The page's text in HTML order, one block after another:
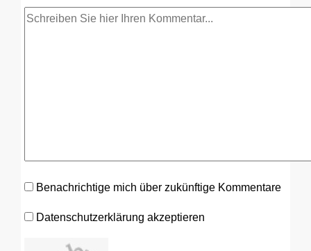
Benachrichtige mich über zukünftige Kommentare
Datenschutzerklärung akzeptieren